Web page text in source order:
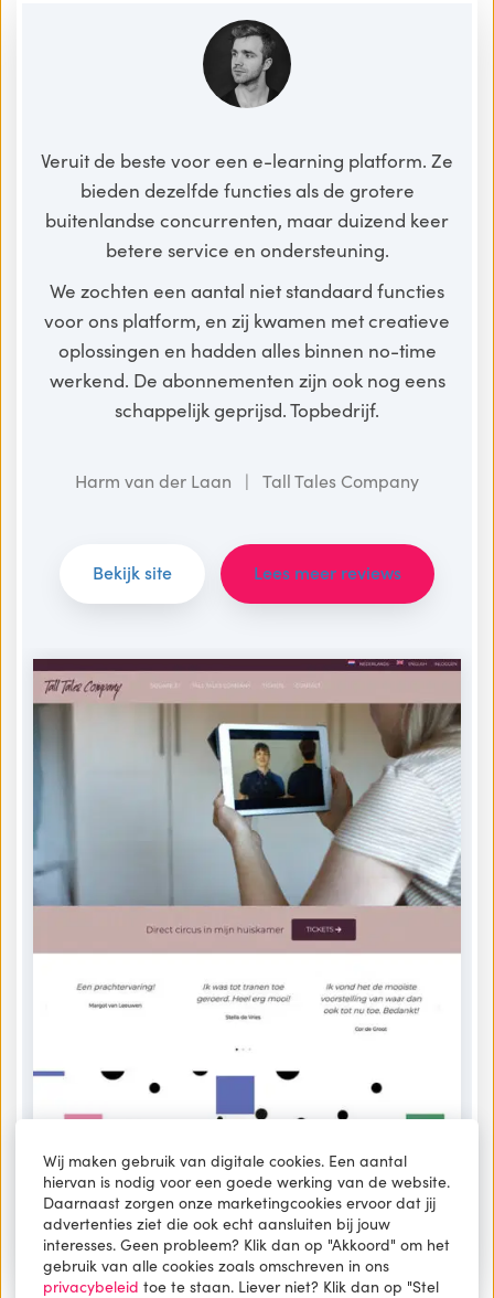
Veruit de beste voor een e-learning platform. Ze
bieden dezelfde functies als de grotere
buitenlandse concurrenten, maar duizend keer
betere service en ondersteuning.
We zochten een aantal niet standaard functies
voor ons platform, en zij kwamen met creatieve
oplossingen en hadden alles binnen no-time
werkend. De abonnementen zijn ook nog eens
schappelijk geprijsd. Topbedrijf.
Harm van der Laan | Tall Tales Company
Bekijk site Lees meer reviews
Wij maken gebruik van digitale cookies. Een aantal
hiervan is nodig voor een goede werking van de website.
Daarnaast zorgen onze marketingcookies ervoor dat jij
advertenties ziet die ook echt aansluiten bij jouw
interesses. Geen probleem? Klik dan op "Akkoord" om het
gebruik van alle cookies zoals omschreven in ons
privacybeleid toe te staan. Liever niet? Klik dan op "Stel